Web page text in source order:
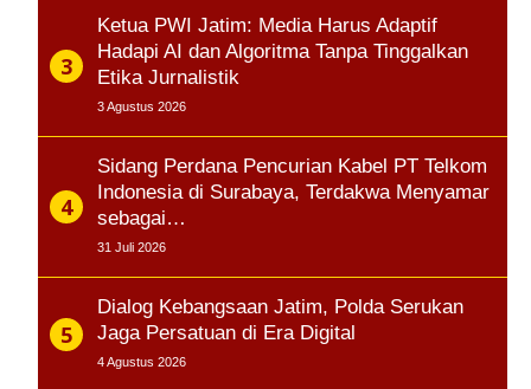
Ketua PWI Jatim: Media Harus Adaptif
Hadapi AI dan Algoritma Tanpa Tinggalkan
Etika Jurnalistik
3 Agustus 2026
Sidang Perdana Pencurian Kabel PT Telkom
Indonesia di Surabaya, Terdakwa Menyamar
sebagai…
31 Juli 2026
Dialog Kebangsaan Jatim, Polda Serukan
Jaga Persatuan di Era Digital
4 Agustus 2026